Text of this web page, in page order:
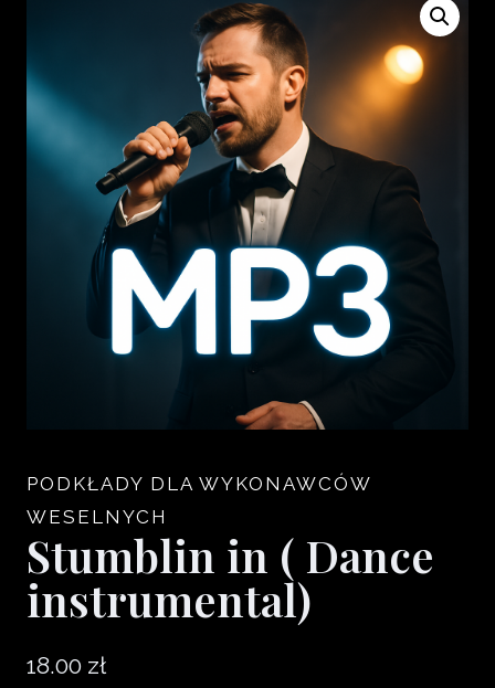
PODKŁADY DLA WYKONAWCÓW
WESELNYCH
Stumblin in ( Dance
instrumental)
18.00 zł